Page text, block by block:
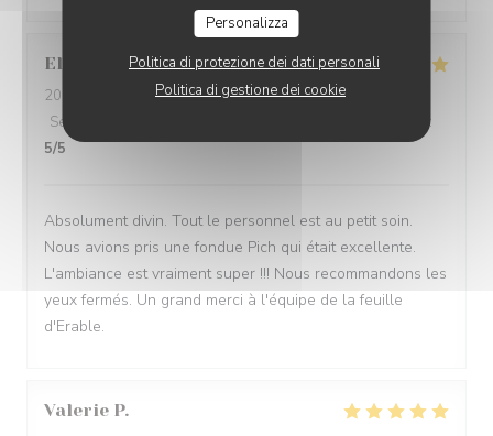
Personalizza
Politica di protezione dei dati personali
Politica di gestione dei cookie
Elodie
2024-08-28
- 19:30 - Ospiti 2
Servizio
:
5/5
Absolument divin. Tout le personnel est au petit soin.
Nous avions pris une fondue Pich qui était excellente.
L'ambiance est vraiment super !!! Nous recommandons les
yeux fermés. Un grand merci à l'équipe de la feuille
d'Erable.
Valerie P